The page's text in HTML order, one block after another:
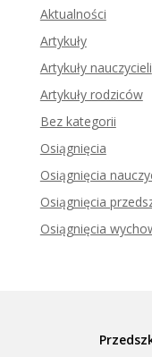
Aktualności
Artykuły
Artykuły nauczycieli
Artykuły rodziców
Bez kategorii
Osiągnięcia
Osiągnięcia
Osiągnięcia
Osiągnięcia